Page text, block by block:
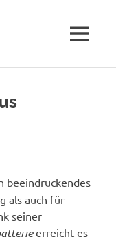
MENÜ
beeindruckendes
als auch für
seiner
erreicht es